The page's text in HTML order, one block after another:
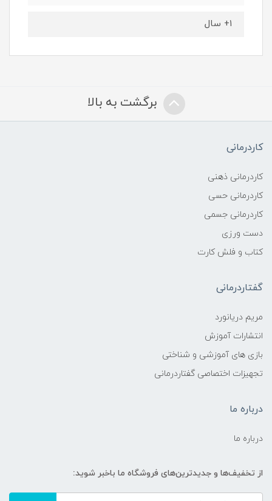
۱+ سال
برگشت به بالا
کاردرمانی
کاردرمانی ذهنی
کاردرمانی حسی
کاردرمانی جسمی
دست ورزی
کتاب و فلش کارت
گفتاردرمانی
مریم دریانورد
انتشارات آموزش
بازی های آموزشی و شناختی
تجهیزات اختصاصی گفتاردرمانی
درباره ما
درباره ما
از تخفیف‌ها و جدیدترین‌های فروشگاه ما باخبر شوید: